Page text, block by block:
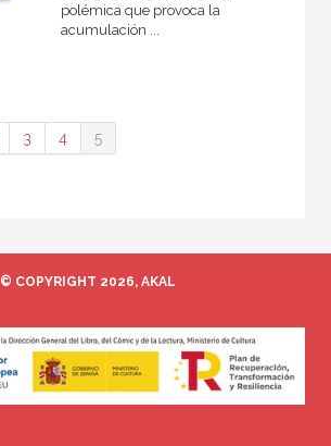
polémica que provoca la
acumulación ...
3 4 5
© COPYRIGHT 2026, AKAL